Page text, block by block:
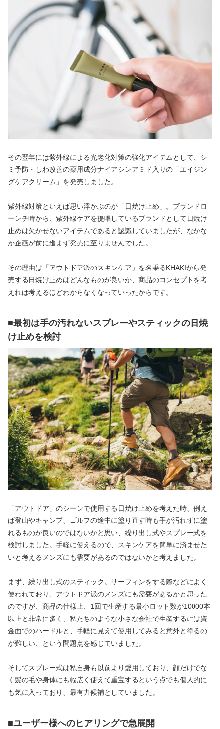
その翌年には紫外線による光老化対策の強化アイテムとして、シ
ミ予防・しわ改善の薬用成分ナイアシンアミド入りの「エイジン
グケアクリーム」を発売しました。
紫外線対策といえば思い浮かぶのが「日焼け止め」。ブランドロ
ーンチ時から、紫外線ケアを提唱しているブランドとして日焼け
止めは欠かせないアイテムであると認識していましたが、なかな
か企画が前に進まず発売に至りませんでした。
その理由は「アウトドア派のスキンケア」を名乗るKHAKIから発
売する日焼け止めはどんなものが良いか、商品のコンセプトを考
えれば考えるほどわからなくなっていったからです。
■最初は手の汚れないスプレーやスティックの日焼
け止めを検討
「アウトドア」のシーンで使用する日焼け止めを考えた時、例え
ば登山やキャンプ、ゴルフの途中に塗り直す時も手が汚れずに塗
れるものが良いのではないかと思い、繰り出し式やスプレー式を
検討しました。手軽に使えるので、スキンケアを簡単に済ませた
いと考えるメンズにも需要があるのではないかと考えました。
まず、繰り出し式のスティック。サーフィンをする際などによく
使われており、アウトドア派のメンズにも需要があるかと思った
のですが、商品の仕様上、1回で生産する最小ロット数が10000本
以上と非常に多く、私たちのような小さな会社で生産するには資
金面でのハードルと、手軽に見えて使用してみると意外と塗るの
が難しい、という問題点を感じていました。
そしてスプレー式は私自身も以前より愛用しており、顔だけでな
く髪の毛や身体にも幅広く使えて重宝するという点でも個人的に
も気に入っており、最有力候補としていました。
■ユーザー様へのヒアリングで急展開